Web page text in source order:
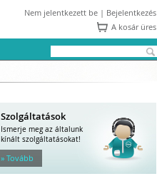
Nem jelentkezett be | Bejelentkezés
A kosár üres
Szolgáltatások
Ismerje meg az általunk
kínált szolgáltatásokat!
» Tovább